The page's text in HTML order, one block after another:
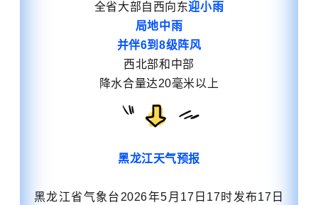
全省大部自西向东迎小雨
局地中雨
并伴6到8级阵风
西北部和中部
降水合量达20毫米以上
黑龙江天气预报
黑龙江省气象台2026年5月17日17时发布17日